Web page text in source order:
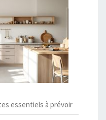
essentiels à prévoir